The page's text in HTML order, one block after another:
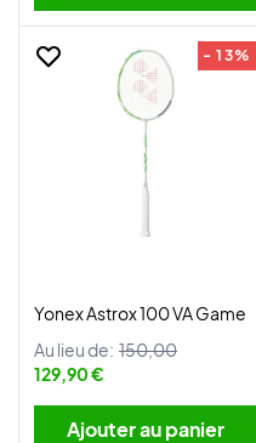
- 13%
Yonex Astrox 100 VA Game
Au lieu de: 150,00
129,90 €
Ajouter au panier